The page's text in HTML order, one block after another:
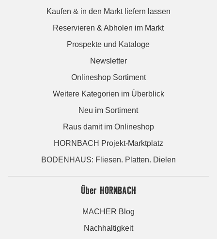
Kaufen & in den Markt liefern lassen
Reservieren & Abholen im Markt
Prospekte und Kataloge
Newsletter
Onlineshop Sortiment
Weitere Kategorien im Überblick
Neu im Sortiment
Raus damit im Onlineshop
HORNBACH Projekt-Marktplatz
BODENHAUS: Fliesen. Platten. Dielen
Über HORNBACH
MACHER Blog
Nachhaltigkeit